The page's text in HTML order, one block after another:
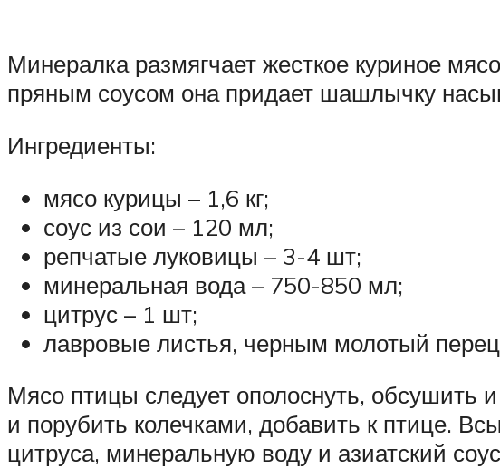
Минералка размягчает жесткое куриное
пряным соусом она придает шашлычку
Ингредиенты:
мясо курицы – 1,6 кг;
соус из сои – 120 мл;
репчатые луковицы – 3-4 шт;
минеральная вода – 750-850 мл;
цитрус – 1 шт;
лавровые листья, черным молотый
Мясо птицы следует ополоснуть, обсушить
и порубить колечками, добавить к птице.
цитруса, минеральную воду и азиатский